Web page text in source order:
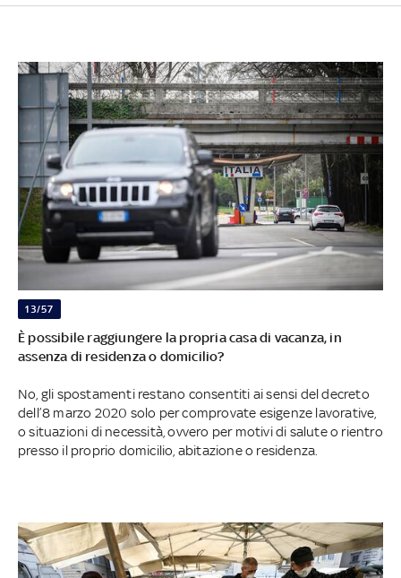
13/57
È possibile raggiungere la propria casa di vacanza, in
assenza di residenza o domicilio?
No, gli spostamenti restano consentiti ai sensi del decreto
dell’8 marzo 2020 solo per comprovate esigenze lavorative,
o situazioni di necessità, ovvero per motivi di salute o rientro
presso il proprio domicilio, abitazione o residenza.